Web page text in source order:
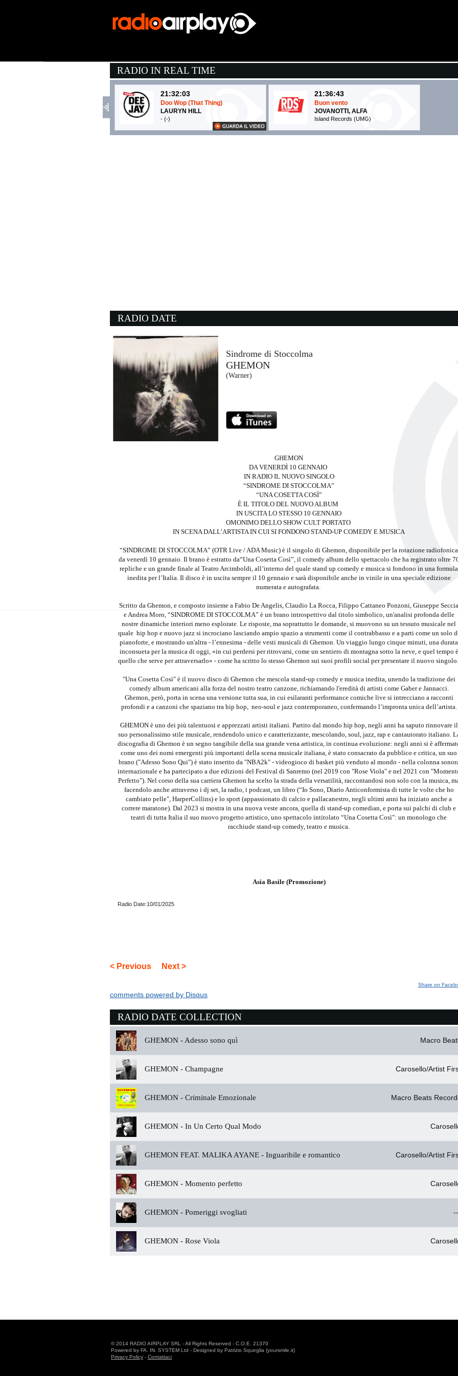
RADIO IN REAL TIME
21:32:03
Doo Wop (That Thing)
LAURYN HILL
- (-)
21:36:43
Buon vento
JOVANOTTI, ALFA
Island Records (UMG)
21:33:51
BRUCE SPRINGSTEEN
21:34:59
Don’t Wanna Go Home
MEDUZA FEAT. HENRY...
Island Records (UMG)
RADIO DATE
Sindrome di Stoccolma
GHEMON
(Warner)
GHEMON
DA VENERDÌ 10 GENNAIO
IN RADIO IL NUOVO SINGOLO
“SINDROME DI STOCCOLMA”
“UNA COSETTA COSÌ”
È IL TITOLO DEL NUOVO ALBUM
IN USCITA LO STESSO 10 GENNAIO
OMONIMO DELLO SHOW CULT PORTATO
IN SCENA DALL’ARTISTA IN CUI SI FONDONO STAND-UP COMEDY E MUSICA
“SINDROME DI STOCCOLMA” (OTR Live / ADA Music) è il singolo di Ghemon, disponibile per la rotazione radiofonica
da venerdì 10 gennaio. Il brano è estratto da“Una Cosetta Così”, il comedy album dello spettacolo che ha registrato oltre
repliche e un grande finale al Teatro Arcimboldi, all’interno del quale stand up comedy e musica si fondono in una formula
inedita per l’Italia. Il disco è in uscita sempre il 10 gennaio e sarà disponibile anche in vinile in una speciale edizione
numerata e autografata.
Scritto da Ghemon, e composto insieme a Fabio De Angelis, Claudio La Rocca, Filippo Cattaneo Ponzoni, Giuseppe Seccia
e Andrea Moro, “SINDROME DI STOCCOLMA” è un brano introspettivo dal titolo simbolico, un'analisi profonda delle
nostre dinamiche interiori meno esplorate. Le risposte, ma soprattutto le domande, si muovono su un tessuto musicale nel
quale hip hop e nuovo jazz si incrociano lasciando ampio spazio a strumenti come il contrabbasso e a parti come un solo
pianoforte, e mostrando un'altra - l’ennesima - delle vesti musicali di Ghemon. Un viaggio lungo cinque minuti, una durata
inconsueta per la musica di oggi, «in cui perdersi per ritrovarsi, come un sentiero di montagna sotto la neve, e quel tempo è
quello che serve per attraversarlo» - come ha scritto lo stesso Ghemon sui suoi profili social per presentare il nuovo singolo.
"Una Cosetta Così" è il nuovo disco di Ghemon che mescola stand-up comedy e musica inedita, unendo la tradizione dei
comedy album americani alla forza del nostro teatro canzone, richiamando l'eredità di artisti come Gaber e Jannacci.
Ghemon, però, porta in scena una versione tutta sua, in cui esilaranti performance comiche live si intrecciano a racconti
profondi e a canzoni che spaziano tra hip hop, neo-soul e jazz contemporaneo, confermando l’impronta unica dell’artista.
GHEMON è uno dei più talentuosi e apprezzati artisti italiani. Partito dal mondo hip hop, negli anni ha saputo rinnovare il
suo personalissimo stile musicale, rendendolo unico e caratterizzante, mescolando, soul, jazz, rap e cantautorato italiano.
discografia di Ghemon è un segno tangibile della sua grande vena artistica, in continua evoluzione: negli anni si è
come uno dei nomi emergenti più importanti della scena musicale italiana, è stato consacrato da pubblico e critica, un suo
brano ("Adesso Sono Qui") è stato inserito da "NBA2k" - videogioco di basket più venduto al mondo - nella colonna
internazionale e ha partecipato a due edizioni del Festival di Sanremo (nel 2019 con "Rose Viola" e nel 2021 con
Perfetto"). Nel corso della sua carriera Ghemon ha scelto la strada della versatilità, raccontandosi non solo con la musica,
facendolo anche attraverso i dj set, la radio, i podcast, un libro (“Io Sono, Diario Anticonformista di tutte le volte che ho
cambiato pelle", HarperCollins) e lo sport (appassionato di calcio e pallacanestro, negli ultimi anni ha iniziato anche a
correre maratone). Dal 2023 si mostra in una nuova veste ancora, quella di stand-up comedian, e porta sui palchi di club e
teatri di tutta Italia il suo nuovo progetto artistico, uno spettacolo intitolato “Una Cosetta Così": un monologo che
racchiude stand-up comedy, teatro e musica.
Asia Basile (Promozione)
Radio Date:10/01/2025
< Previous Next >
Share on
comments powered by Disqus
RADIO DATE COLLECTION
GHEMON - Adesso sono quì Macro
GHEMON - Champagne Carosello/Artist
GHEMON - Criminale Emozionale Macro Beats
GHEMON - In Un Certo Qual Modo
GHEMON FEAT. MALIKA AYANE - Inguaribile e romantico Carosello/Artist
GHEMON - Momento perfetto
GHEMON - Pomeriggi svogliati
GHEMON - Rose Viola
© 2014 RADIO AIRPLAY SRL - All Rights Reserved - C.O.E. 21370
Powered by FA. IN. SYSTEM Ltd - Designed by Patrizio Squeglia (yoursmile.it)
Privacy Policy - Contattaci